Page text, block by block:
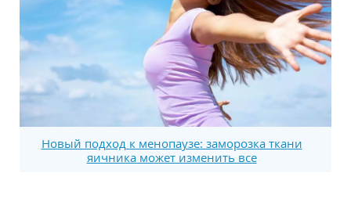
Новый подход к менопаузе: заморозка ткани
яичника может изменить все